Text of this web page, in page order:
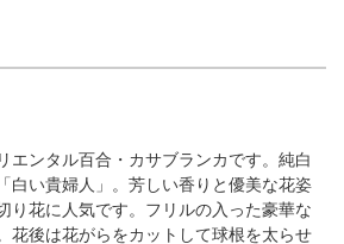
エンタル百合・カサブランカです。純白
白い貴婦人」。芳しい香りと優美な花姿
り花に人気です。フリルの入った豪華な
花後は花がらをカットして球根を太らせ